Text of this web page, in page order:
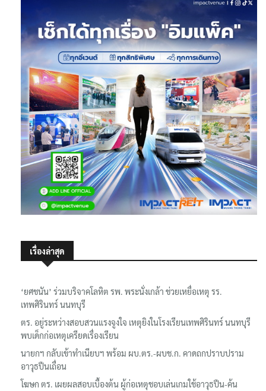
เรื่องล่าสุด
‘ยศชนัน’ ร่วมบริจาคโลหิต รพ. พระนั่งเกล้า ช่วยเหยื่อเหตุ รร.
เทพศิรินทร์ นนทบุรี
ตร. อยู่ระหว่างสอบสวนแรงจูงใจ เหตุยิงในโรงเรียนเทพศิรินทร์ นนทบุรี
พบเด็กก่อเหตุเครียดเรื่องเรียน
นายกฯ กลับเข้าทำเนียบฯ พร้อม ผบ.ตร.-ผบช.ก. คาดถกปราบปราม
อาวุธปืนเถื่อน
โฆษก ตร. เผยผลสอบเบื้องต้น ผู้ก่อเหตุชอบเล่นเกมใช้อาวุธปืน-ค้น